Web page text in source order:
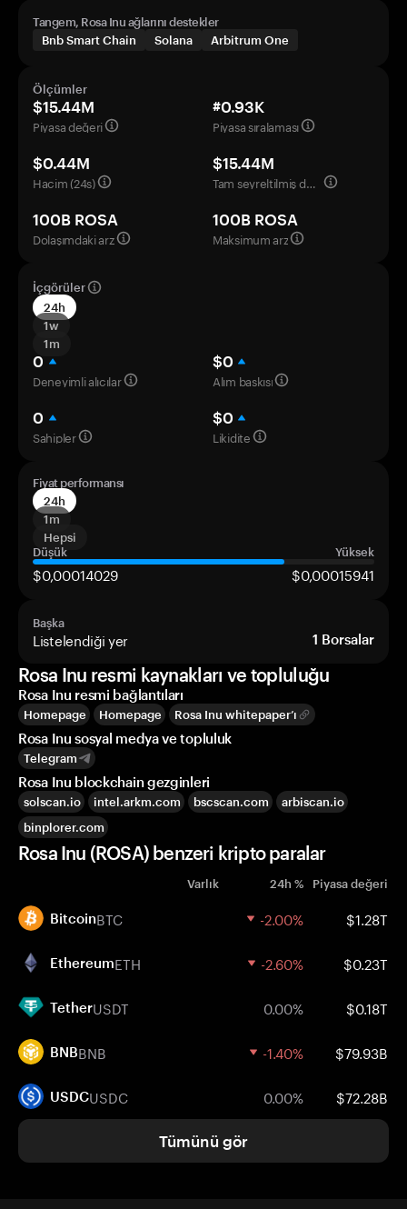
Tangem, Rosa Inu ağlarını destekler
Bnb Smart Chain
Solana Arbitrum One
Ölçümler
$15.44M
Piyasa değeri
#0.93K
Piyasa sıralaması
$0.44M
Hacim (24s)
$15.44M
Tam seyreltilmiş değerleme
100B ROSA
Dolaşımdaki arz
100B ROSA
Maksimum arz
İçgörüler
24h
1w
1m
0
Deneyimli alıcılar
$0
Alım baskısı
0
Sahipler
$0
Likidite
Fiyat performansı
24h
1m
Hepsi
Düşük
Yüksek
$0,00014029 $0,00015941
Başka
Listelendiği yer 1 Borsalar
Rosa Inu resmi kaynakları ve topluluğu
Rosa Inu resmi bağlantıları
Homepage Homepage Rosa Inu whitepaper’ı
Rosa Inu sosyal medya ve topluluk
Telegram
Rosa Inu blockchain gezginleri
solscan.io intel.arkm.com bscscan.com
arbiscan.io
binplorer.com
Rosa Inu (ROSA) benzeri kripto paralar
Varlık 24h % Piyasa değeri
BitcoinBTC -2.00% $1.28T
EthereumETH -2.60% $0.23T
TetherUSDT 0.00% $0.18T
BNBBNB -1.40% $79.93B
USDCUSDC 0.00% $72.28B
Tümünü gör